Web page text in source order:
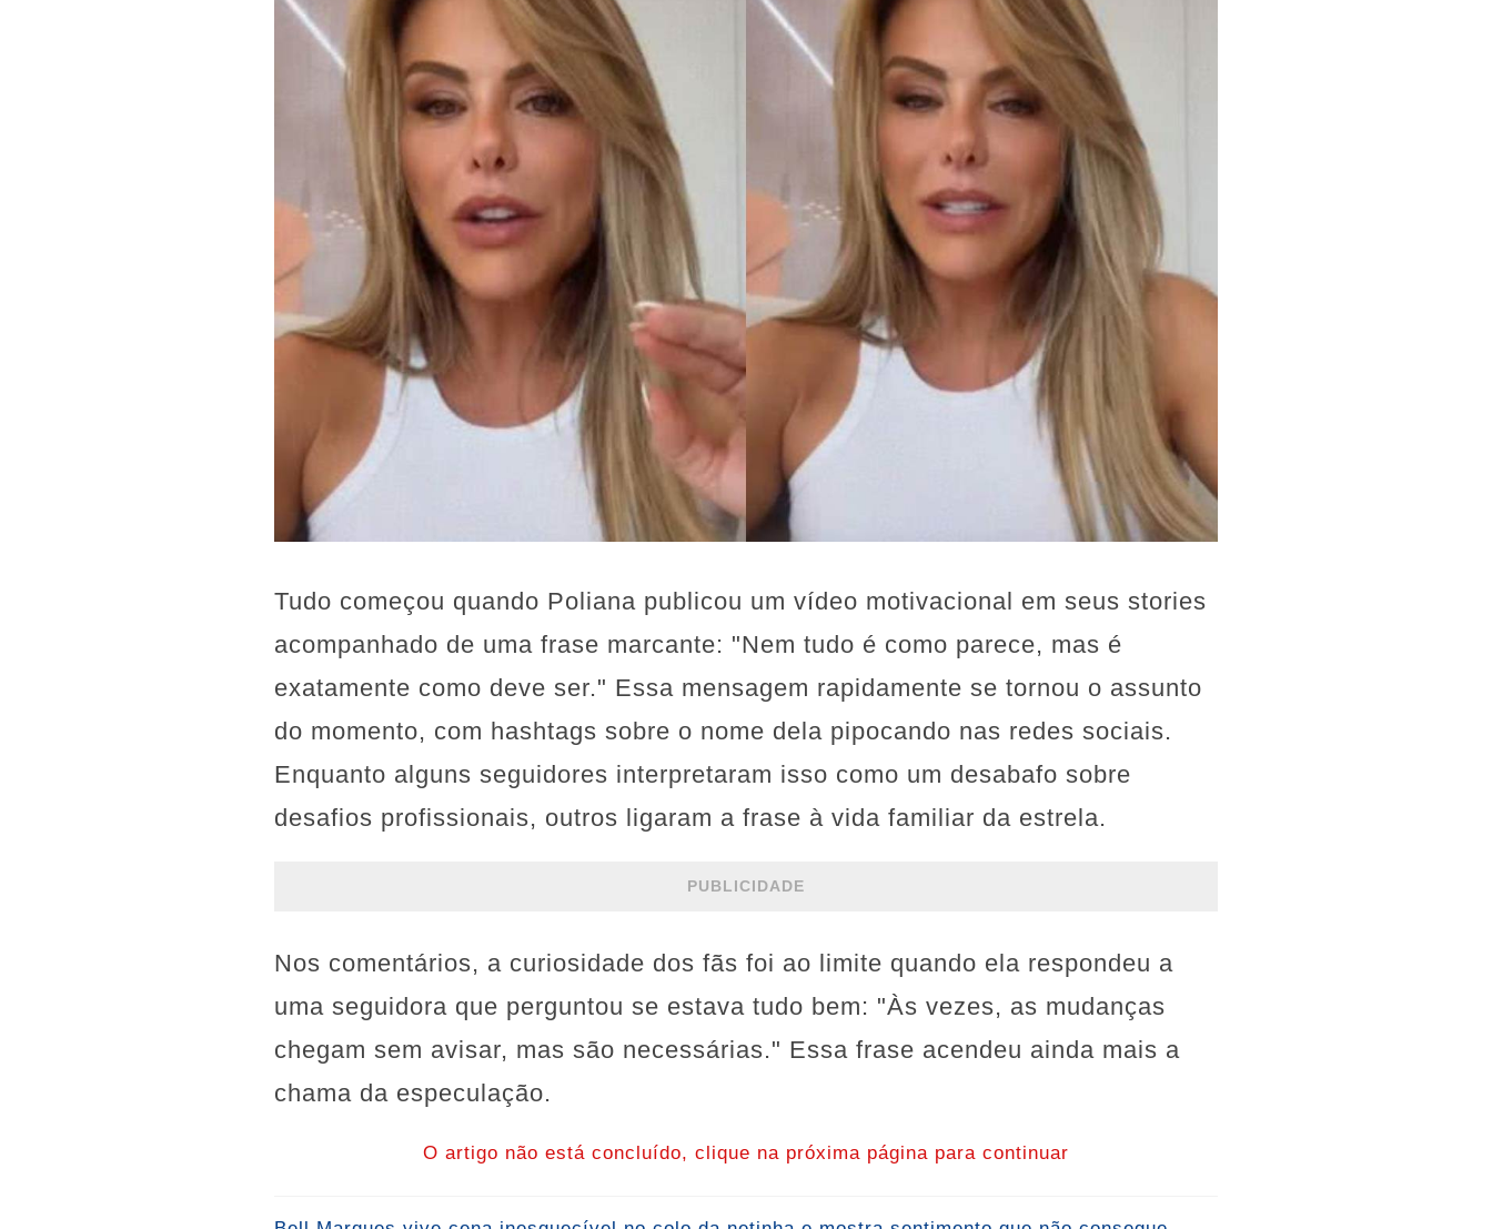
Tudo começou quando Poliana publicou um vídeo motivacional em seus stories
acompanhado de uma frase marcante: "Nem tudo é como parece, mas é
exatamente como deve ser." Essa mensagem rapidamente se tornou o assunto
do momento, com hashtags sobre o nome dela pipocando nas redes sociais.
Enquanto alguns seguidores interpretaram isso como um desabafo sobre
desafios profissionais, outros ligaram a frase à vida familiar da estrela.
PUBLICIDADE
Nos comentários, a curiosidade dos fãs foi ao limite quando ela respondeu a
uma seguidora que perguntou se estava tudo bem: "Às vezes, as mudanças
chegam sem avisar, mas são necessárias." Essa frase acendeu ainda mais a
chama da especulação.
O artigo não está concluído, clique na próxima página para continuar